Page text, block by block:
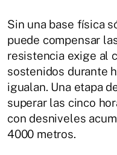
Sin una base física
puede compensar
resistencia exige al
sostenidos durante
igualan. Una etapa
superar las cinco
con desniveles
4000 metros.